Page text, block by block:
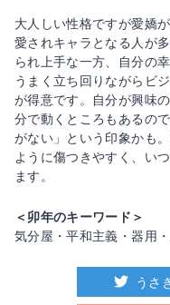
大人しい性格ですが愛嬌
愛されキャラとなる人が
られ上手な一方、自分の
うまく立ち回りながらビ
が得意です。自分が興味
分で動くところもあるの
がない」という印象かも
ように傷つきやすく、い
ます。
＜卯年のキーワード＞
気分屋・平和主義・器用
うさ